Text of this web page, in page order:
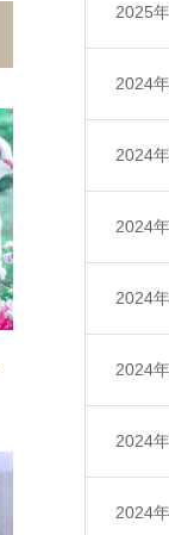
2025
2024
2024
2024
2024
2024
2024
2024